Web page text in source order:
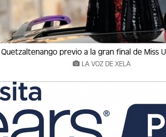
Jesucristo
César Pérez Méndez 28 Marzo 2018